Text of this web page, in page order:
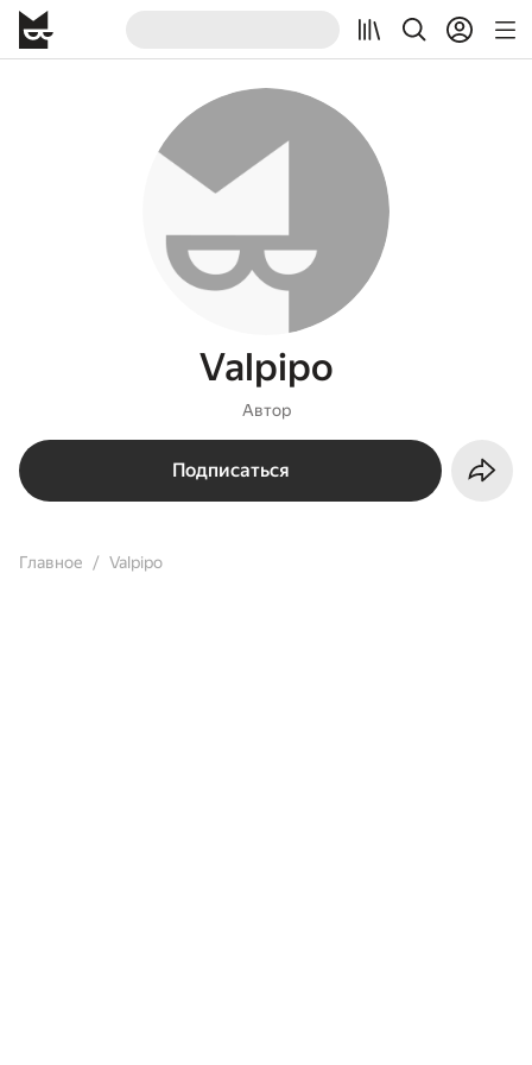
Valpipo
Автор
Подписаться
Главное Valpipo